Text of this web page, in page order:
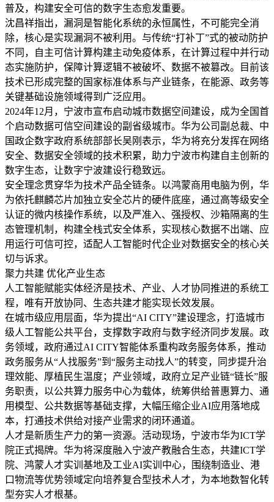
普及，构建安全可信的数字生态愈发重要。
沈昌祥指出，漏洞是智能化系统的永恒属性，不可能完全消
除，核心是实现漏洞不被利用。与传统“打补丁”式的被动防护
不同，自主可信计算构建主动免疫体系，在计算过程中并行动
态实施防护，保障计算逻辑不被破坏、数据不被篡改。目前该
技术已形成完整的国家标准体系与产业链条，在能源、政务等
关键基础设施领域得到广泛应用。
2024年12月，宁波市宣布启动城市数据空间建设，成为全国首
个启动数据可信空间建设的副省级城市。华为公司副总裁、中
国政企数字政府系统部部长吴刚表示，华为将充分发挥在网络
安全、数据安全领域的技术积累，助力宁波市构建自主创新的
数字生态，让数字宁波建设行稳致远。
安全理念贯穿华为技术产品全链条。以鸿蒙商用电脑为例，华
为依托麒麟芯片加独立安全芯片的硬件底座，通过高等级安全
认证的微内核操作系统，以及严准入、强授权、沙箱隔离的生
态管理机制，构建全栈式安全体系，实现核心数据不出端、应
用运行可信可控，适配人工智能时代企业对数据安全的核心关
切与诉求。
聚力共建 优化产业生态
人工智能赋能实体经济是技术、产业、人才协同推进的系统工
程，唯有开放协同、生态共建才能实现长效发展。
在城市级应用层面，华为提出“AI CITY”建设理念，打造城市
级人工智能公共平台，支撑数字政府与数字经济同步发展。政
务领域，政府通过AI CITY智能体系重构政务服务体系，推动
政务服务从“人找服务”到“服务主动找人”的转变，同步提升治
理效能、厚植民生温度；产业领域，政府立足产业链“链长”服
务职责，以公共算力服务中心为载体，统筹供给普惠算力、通
用模型、公共数据等基础支撑，大幅压缩企业AI应用落地成
本，打通技术供给对接产业需求的闭环通道。
人才是新质生产力的第一资源。活动现场，宁波市华为ICT学
院正式揭牌。华为将深度融入宁波产教融合生态，共建ICT学
院、鸿蒙人才实训基地及工业AI实训中心，围绕制造业、港
口物流等优势领域定向培养复合型技术人才，为本地数智化转
型夯实人才根基。